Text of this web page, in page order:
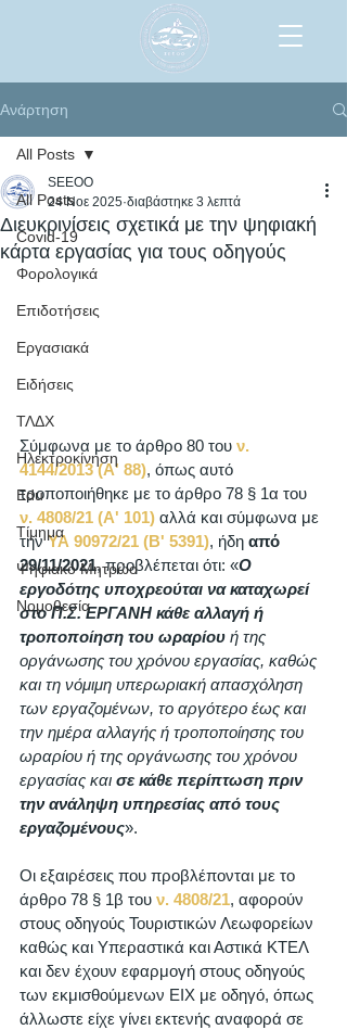
Ανάρτηση
All Posts
Covid-19
Φορολογικά
Επιδοτήσεις
Εργασιακά
Ειδήσεις
ΤΛΔΧ
Ηλεκτροκίνηση
Edu
Τίμημα
Ψηφιακό Μητρώο
Νομοθεσία
All Posts
Διευκρινίσεις σχετικά με την ψηφιακή
κάρτα εργασίας για τους οδηγούς
SEEOO
24 Νοε 2025 διαβάστηκε 3 λεπτά
Σύμφωνα με το άρθρο 80 του ν.
4144/2013 (Α' 88), όπως αυτό
τροποποιήθηκε με το άρθρο 78 § 1α του
ν. 4808/21 (Α' 101) αλλά και σύμφωνα με
την ΥΑ 90972/21 (Β' 5391), ήδη από
29/11/2021, προβλέπεται ότι: «Ο
εργοδότης υποχρεούται να καταχωρεί
στο Π.Σ. ΕΡΓΑΝΗ κάθε αλλαγή ή
τροποποίηση του ωραρίου ή της
οργάνωσης του χρόνου εργασίας, καθώς
και τη νόμιμη υπερωριακή απασχόληση
των εργαζομένων, το αργότερο έως και
την ημέρα αλλαγής ή τροποποίησης του
ωραρίου ή της οργάνωσης του χρόνου
εργασίας και σε κάθε περίπτωση πριν
την ανάληψη υπηρεσίας από τους
εργαζομένους».
Οι εξαιρέσεις που προβλέπονται με το
άρθρο 78 § 1β του ν. 4808/21, αφορούν
στους οδηγούς Τουριστικών Λεωφορείων
καθώς και Υπεραστικά και Αστικά ΚΤΕΛ
και δεν έχουν εφαρμογή στους οδηγούς
των εκμισθούμενων ΕΙΧ με οδηγό, όπως
άλλωστε είχε γίνει εκτενής αναφορά σε